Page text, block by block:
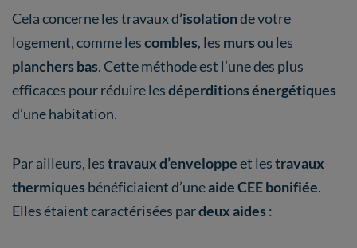
Cela concerne les travaux d’isolationde votre
logement, comme lescombles, les mursou les
planchers bas. Cette méthode est l’une des plus
efficaces pour réduire lesdéperditions énergétiques
d’une habitation.
Par ailleurs, lestravaux d’enveloppeet lestravaux
thermiques bénéficiaient d’uneaide CEE bonifiée.
Elles étaient caractérisées pardeux aides :